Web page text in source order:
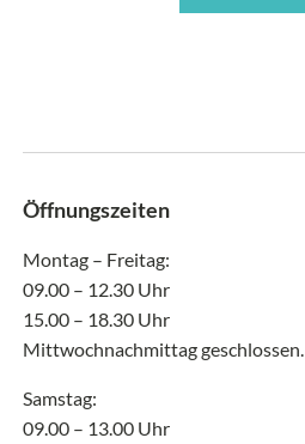
Öffnungszeiten
Montag – Freitag:
09.00 – 12.30 Uhr
15.00 – 18.30 Uhr
Mittwochnachmittag geschlossen.
Samstag:
09.00 – 13.00 Uhr